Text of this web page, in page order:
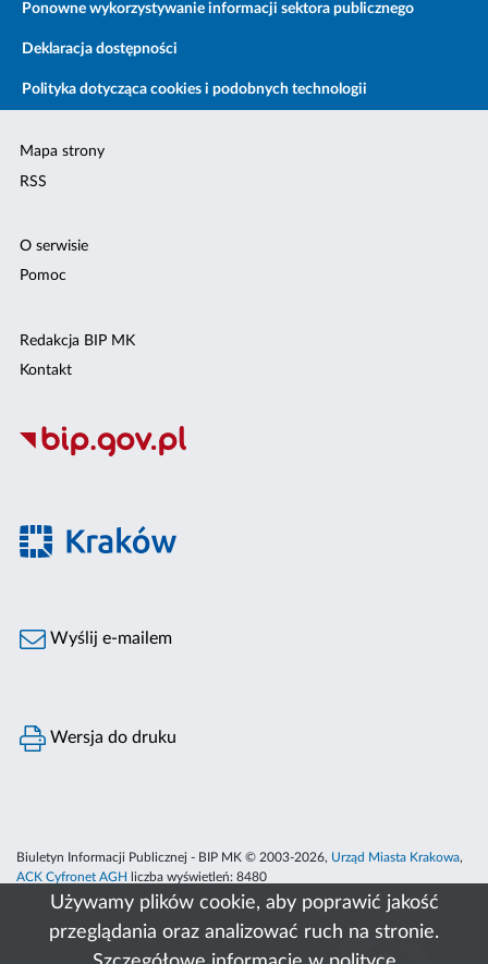
Używamy plików cookie, aby poprawić jakość
przeglądania oraz analizować ruch na stronie.
Ponowne wykorzystywanie informacji sektora publicznego
Deklaracja dostępności
Polityka dotycząca cookies i podobnych technologii
Mapa strony
RSS
O serwisie
Pomoc
Redakcja BIP MK
Kontakt
Wyślij e-mailem
Wersja do druku
Biuletyn Informacji Publicznej - BIP MK © 2003-2026, Urząd Miasta Krakowa,
ACK Cyfronet AGH
liczba wyświetleń: 8480